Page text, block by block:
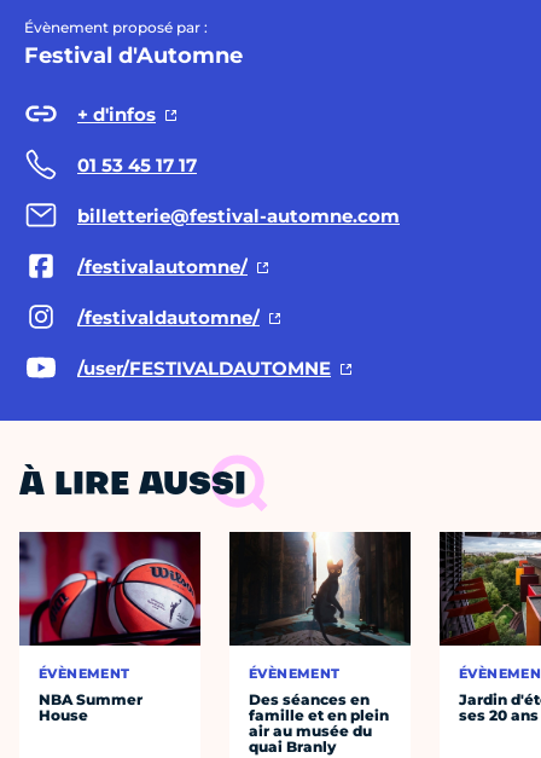
Évènement proposé par :
Festival d'Automne
+ d'infos
01 53 45 17 17
billetterie@festival-automne.com
/festivalautomne/
/festivaldautomne/
/user/FESTIVALDAUTOMNE
À LIRE AUSSI
ÉVÈNEMENT
NBA Summer
House
ÉVÈNEMENT
Des séances en
famille et en plein
air au musée du
quai Branly
Jardin
ses 20 ans